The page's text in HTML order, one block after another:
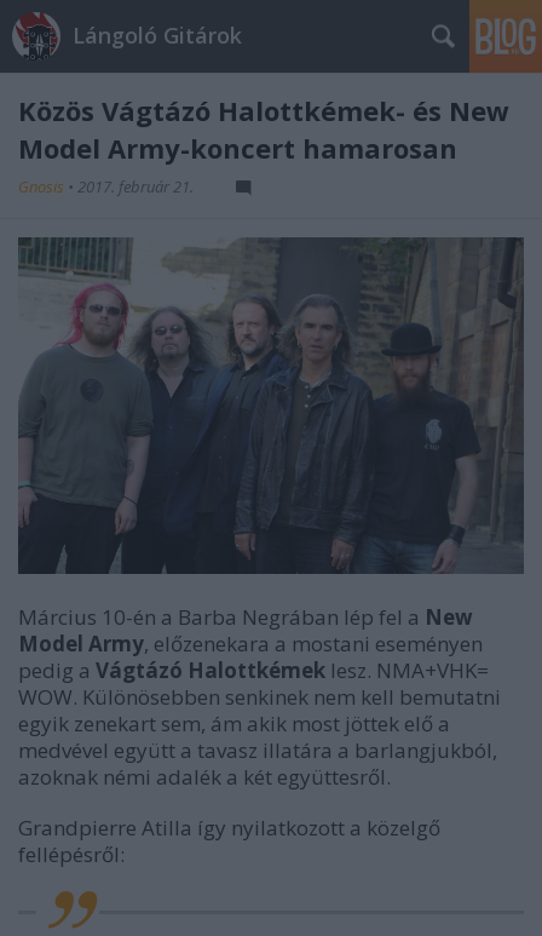
Lángoló Gitárok
Közös Vágtázó Halottkémek- és New
Model Army-koncert hamarosan
Gnosis • 2017. február 21.
Március 10-én a Barba Negrában lép fel a New
Model Army, előzenekara a mostani eseményen
pedig a Vágtázó Halottkémek lesz. NMA+VHK=
WOW. Különösebben senkinek nem kell bemutatni
egyik zenekart sem, ám akik most jöttek elő a
medvével együtt a tavasz illatára a barlangjukból,
azoknak némi adalék a két együttesről.
Grandpierre Atilla így nyilatkozott a közelgő
fellépésről: